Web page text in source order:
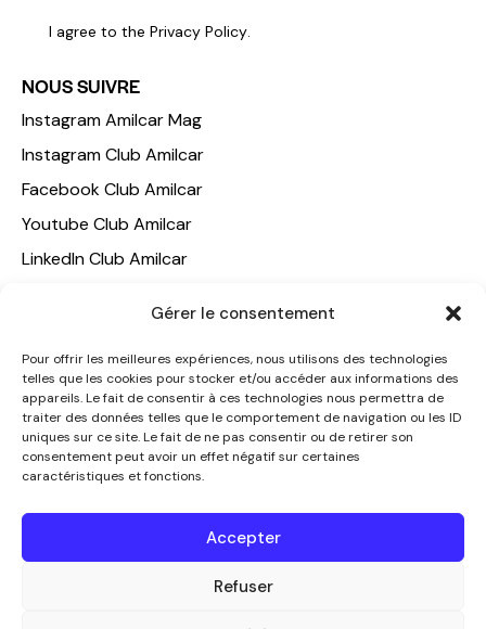
Gérer le consentement
Pour offrir les meilleures expériences, nous utilisons des technologies
telles que les cookies pour stocker et/ou accéder aux informations des
appareils. Le fait de consentir à ces technologies nous permettra de
traiter des données telles que le comportement de navigation ou les ID
uniques sur ce site. Le fait de ne pas consentir ou de retirer son
consentement peut avoir un effet négatif sur certaines
caractéristiques et fonctions.
Accepter
Refuser
I agree to the Privacy Policy.
NOUS SUIVRE
Instagram Amilcar Mag
Instagram Club Amilcar
Facebook Club Amilcar
Youtube Club Amilcar
LinkedIn Club Amilcar
NOTRE GROUPE
ACCUEIL
AMILCAR TRAVEL CLUB
CLUB AMILCAR, Club d'affaires international
AGENCE MEDIANE
CONTACT
+33 7 49 60 92 02